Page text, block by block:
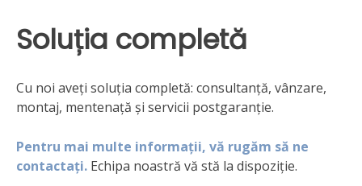
Soluția completă
Cu noi aveți soluția completă: consultanță, vânzare,
montaj, mentenață și servicii postgaranție.
Pentru mai multe informații, vă rugăm să ne
contactați. Echipa noastră vă stă la dispoziție.